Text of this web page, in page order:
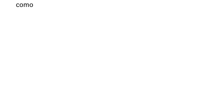
como